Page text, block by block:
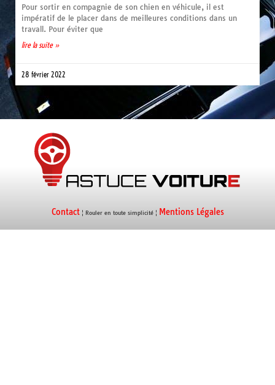
Pour sortir en compagnie de son chien en véhicule, il est
impératif de le placer dans de meilleures conditions dans un
travall. Pour éviter que
lire la suite »
28 février 2022
Contact¦ Rouler en toute simplicité ¦ Mentions Légales